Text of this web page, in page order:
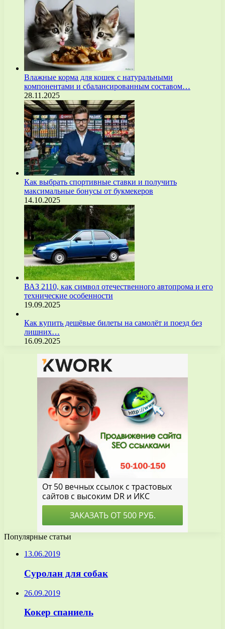
Влажные корма для кошек с натуральными
компонентами и сбалансированным составом…
28.11.2025
Как выбрать спортивные ставки и получить
максимальные бонусы от букмекеров
14.10.2025
ВАЗ 2110, как символ отечественного автопрома и его
технические особенности
19.09.2025
Как купить дешёвые билеты на самолёт и поезд без
лишних…
16.09.2025
Популярные статьи
13.06.2019
Суролан для собак
26.09.2019
Кокер спаниель